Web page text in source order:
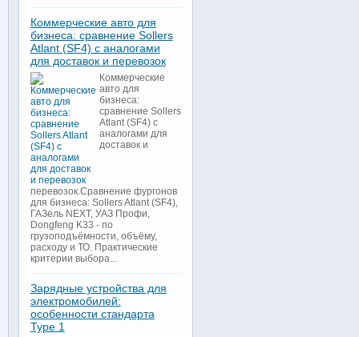
Коммерческие авто для
бизнеса: сравнение Sollers
Atlant (SF4) с аналогами
для доставок и перевозок
Коммерческие
авто для
бизнеса:
сравнение Sollers
Atlant (SF4) с
аналогами для
доставок и
перевозок.Сравнение фургонов
для бизнеса: Sollers Atlant (SF4),
ГАЗель NEXT, УАЗ Профи,
Dongfeng K33 - по
грузоподъёмности, объёму,
расходу и ТО. Практические
критерии выбора...
Зарядные устройства для
электромобилей:
особенности стандарта
Type 1